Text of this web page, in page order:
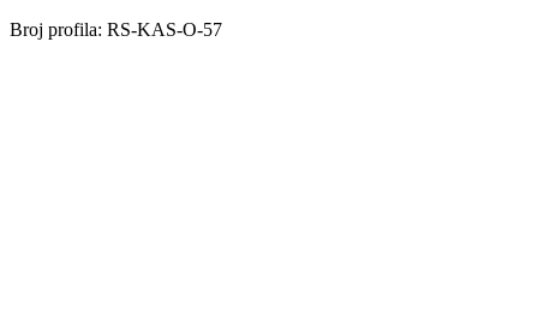
Broj profila: RS-KAS-O-57